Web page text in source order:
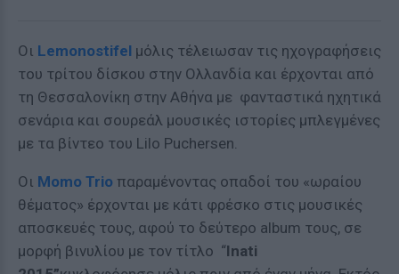
Οι Lemonostifel μόλις τέλειωσαν τις ηχογραφήσεις
του τρίτου δίσκου στην Ολλανδία και έρχονται από
τη Θεσσαλονίκη στην Αθήνα με φανταστικά ηχητικά
σενάρια και σουρεάλ μουσικές ιστορίες μπλεγμένες
με τα βίντεο του Lilo Puchersen.
Οι Momo Trio παραμένοντας οπαδοί του «ωραίου
θέματος» έρχονται με κάτι φρέσκο στις μουσικές
αποσκευές τους, αφού το δεύτερο album τους, σε
μορφή βινυλίου με τον τίτλο “Inati